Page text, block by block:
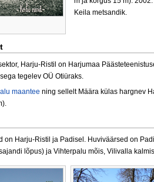
Keila metsandik.
Harju-Ristil on Harjumaa
tegelev OÜ Otiüraks.
maantee ning sellelt Määra külas hargnev
on Harju-Ristil ja Padisel. Huviväärsed on
lõpus) ja Vihterpalu mõis, Vilivalla